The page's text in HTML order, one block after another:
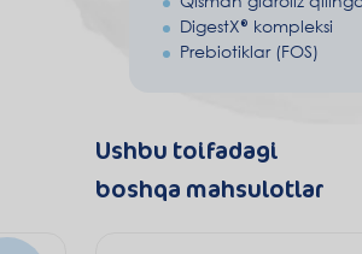
DigestX® kompleksi
Prebiotiklar (FOS)
Ushbu toifadagi
boshqa mahsulotlar